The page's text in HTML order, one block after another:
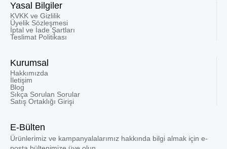
Yasal Bilgiler
KVKK ve Gizlilik
Üyelik Sözleşmesi
İptal ve İade Şartları
Teslimat Politikası
Kurumsal
Hakkımızda
İletişim
Blog
Sıkça Sorulan Sorular
Satış Ortaklığı Girişi
E-Bülten
Ürünlerimiz ve kampanyalalarımız hakkında bilgi almak için e-